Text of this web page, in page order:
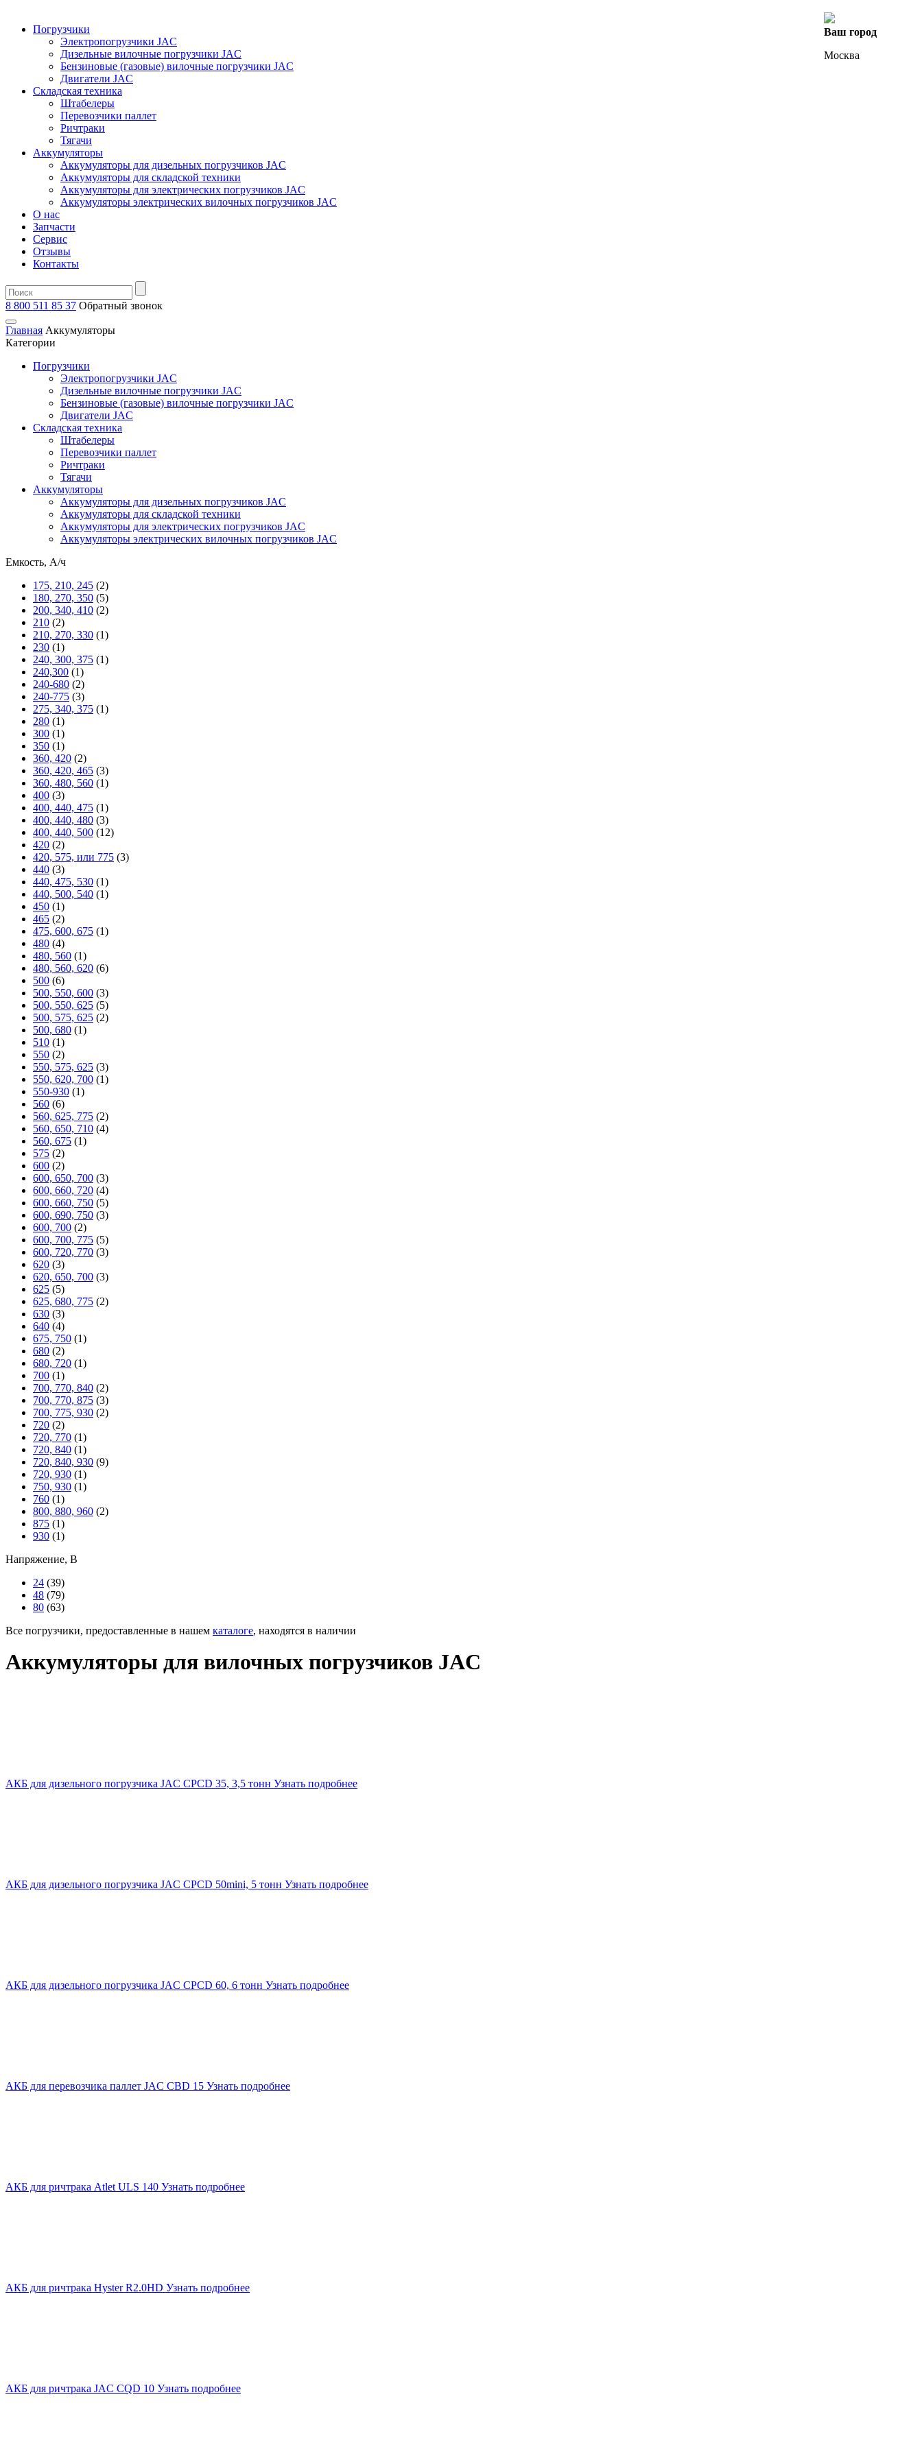
Погрузчики
Электропогрузчики JAC
Дизельные вилочные погрузчики JAC
Бензиновые (газовые) вилочные погрузчики JAC
Двигатели JAC
Складская техника
Штабелеры
Перевозчики паллет
Ричтраки
Тягачи
Аккумуляторы
Аккумуляторы для дизельных погрузчиков JAC
Аккумуляторы для складской техники
Аккумуляторы для электрических погрузчиков JAC
Аккумуляторы электрических вилочных погрузчиков JAC
О нас
Запчасти
Сервис
Отзывы
Контакты
Ваш город
Москва
8 800 511 85 37 Oбратный звонок
Главная Аккумуляторы
Категории
Погрузчики
Электропогрузчики JAC
Дизельные вилочные погрузчики JAC
Бензиновые (газовые) вилочные погрузчики JAC
Двигатели JAC
Складская техника
Штабелеры
Перевозчики паллет
Ричтраки
Тягачи
Аккумуляторы
Аккумуляторы для дизельных погрузчиков JAC
Аккумуляторы для складской техники
Аккумуляторы для электрических погрузчиков JAC
Аккумуляторы электрических вилочных погрузчиков JAC
Емкость, А/ч
175, 210, 245 (2)
180, 270, 350 (5)
200, 340, 410 (2)
210 (2)
210, 270, 330 (1)
230 (1)
240, 300, 375 (1)
240,300 (1)
240-680 (2)
240-775 (3)
275, 340, 375 (1)
280 (1)
300 (1)
350 (1)
360, 420 (2)
360, 420, 465 (3)
360, 480, 560 (1)
400 (3)
400, 440, 475 (1)
400, 440, 480 (3)
400, 440, 500 (12)
420 (2)
420, 575, или 775 (3)
440 (3)
440, 475, 530 (1)
440, 500, 540 (1)
450 (1)
465 (2)
475, 600, 675 (1)
480 (4)
480, 560 (1)
480, 560, 620 (6)
500 (6)
500, 550, 600 (3)
500, 550, 625 (5)
500, 575, 625 (2)
500, 680 (1)
510 (1)
550 (2)
550, 575, 625 (3)
550, 620, 700 (1)
550-930 (1)
560 (6)
560, 625, 775 (2)
560, 650, 710 (4)
560, 675 (1)
575 (2)
600 (2)
600, 650, 700 (3)
600, 660, 720 (4)
600, 660, 750 (5)
600, 690, 750 (3)
600, 700 (2)
600, 700, 775 (5)
600, 720, 770 (3)
620 (3)
620, 650, 700 (3)
625 (5)
625, 680, 775 (2)
630 (3)
640 (4)
675, 750 (1)
680 (2)
680, 720 (1)
700 (1)
700, 770, 840 (2)
700, 770, 875 (3)
700, 775, 930 (2)
720 (2)
720, 770 (1)
720, 840 (1)
720, 840, 930 (9)
720, 930 (1)
750, 930 (1)
760 (1)
800, 880, 960 (2)
875 (1)
930 (1)
Напряжение, В
24 (39)
48 (79)
80 (63)
Все погрузчики, предоставленные в нашем каталоге, находятся в наличии
Аккумуляторы для вилочных погрузчиков JAC
АКБ для дизельного погрузчика JAC CPCD 35, 3,5 тонн Узнать подробнее
АКБ для дизельного погрузчика JAC CPCD 50mini, 5 тонн Узнать подробнее
АКБ для дизельного погрузчика JAC CPCD 60, 6 тонн Узнать подробнее
АКБ для перевозчика паллет JAC CBD 15 Узнать подробнее
АКБ для ричтрака Atlet ULS 140 Узнать подробнее
АКБ для ричтрака Hyster R2.0HD Узнать подробнее
АКБ для ричтрака JAC CQD 10 Узнать подробнее